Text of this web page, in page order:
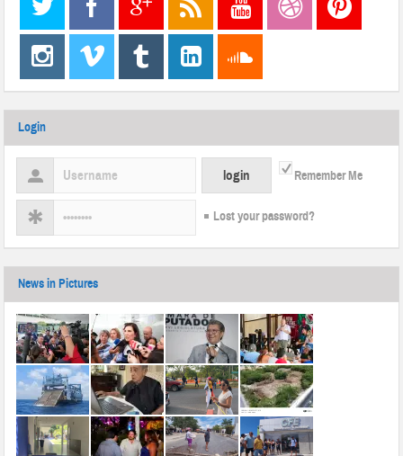
Login
Remember Me
Lost your password?
News in Pictures